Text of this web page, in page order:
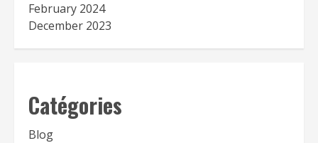
February 2024
December 2023
Catégories
Blog